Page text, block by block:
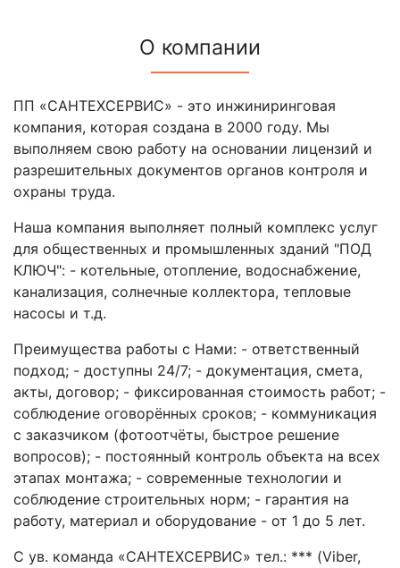
О компании
ПП «САНТЕХСЕРВИС» - это инжиниринговая
компания, которая создана в 2000 году. Мы
выполняем свою работу на основании лицензий и
разрешительных документов органов контроля и
охраны труда.
Наша компания выполняет полный комплекс услуг
для общественных и промышленных зданий "ПОД
КЛЮЧ": - котельные, отопление, водоснабжение,
канализация, солнечные коллектора, тепловые
насосы и т.д.
Преимущества работы с Нами: - ответственный
подход; - доступны 24/7; - документация, смета,
акты, договор; - фиксированная стоимость работ; -
соблюдение оговорённых сроков; - коммуникация
с заказчиком (фотоотчёты, быстрое решение
вопросов); - постоянный контроль объекта на всех
этапах монтажа; - современные технологии и
соблюдение строительных норм; - гарантия на
работу, материал и оборудование - от 1 до 5 лет.
С ув. команда «САНТЕХСЕРВИС» тел.: *** (Viber,